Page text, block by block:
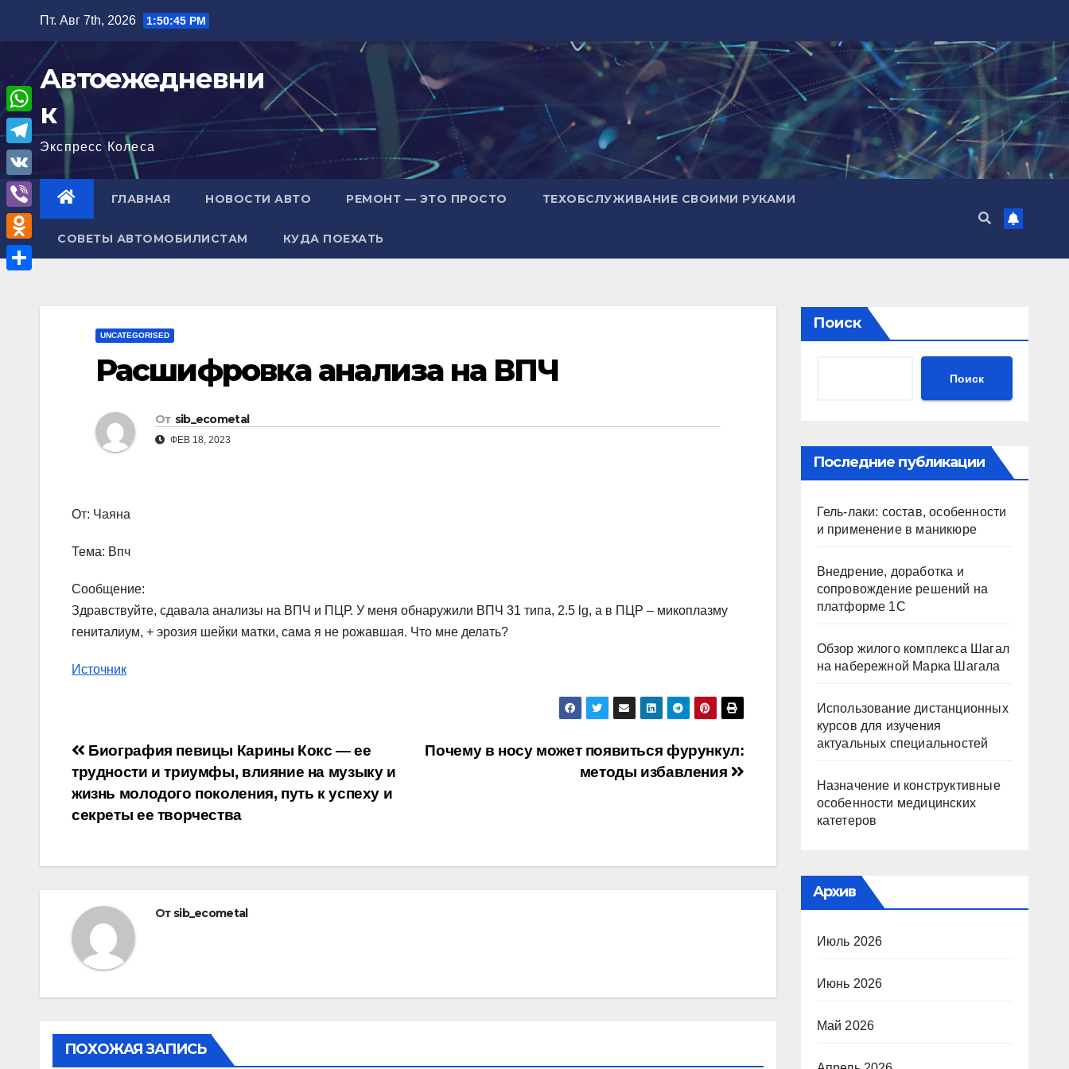
содержимому
Пт. Авг 7th, 2026 1:50:46 PM
Автоежедневни
к
Экспресс Колеса
ГЛАВНАЯ НОВОСТИ АВТО РЕМОНТ — ЭТО ПРОСТО ТЕХОБСЛУЖИВАНИЕ СВОИМИ РУКАМИ
СОВЕТЫ АВТОМОБИЛИСТАМ КУДА ПОЕХАТЬ
UNCATEGORISED
Расшифровка анализа на ВПЧ
От sib_ecometal
ФЕВ 18, 2023
От: Чаяна
Тема: Впч
Сообщение:
Здравствуйте, сдавала анализы на ВПЧ и ПЦР. У меня обнаружили ВПЧ 31 типа, 2.5 lg, а в ПЦР – микоплазму
гениталиум, + эрозия шейки матки, сама я не рожавшая. Что мне делать?
Источник
Навигация
по
записям
Почему в носу может появиться фурункул:
методы избавления
Биография певицы Карины Кокс — ее
трудности и триумфы, влияние на музыку и
жизнь молодого поколения, путь к успеху и
секреты ее творчества
От sib_ecometal
ПОХОЖАЯ ЗАПИСЬ
Поиск
Поиск
Последние публикации
Гель-лаки: состав, особенности
и применение в маникюре
Внедрение, доработка и
сопровождение решений на
платформе 1С
Обзор жилого комплекса Шагал
на набережной Марка Шагала
Использование дистанционных
курсов для изучения
актуальных специальностей
Назначение и конструктивные
особенности медицинских
катетеров
Архив
Июль 2026
Июнь 2026
Май 2026
W
h
a
A
T
e
l
e
g
V
K
V
i
b
O